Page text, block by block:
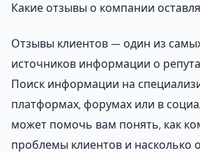
Какие отзывы о компании
Отзывы клиентов — один из
источников информации о
Поиск информации на
платформах, форумах или в
может помочь вам понять, как
проблемы клиентов и насколько